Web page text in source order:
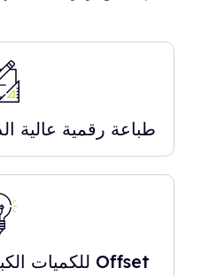
طباعة رقمية عالية
Offset للكميات الكبيرة بثبات لوني أعلى.